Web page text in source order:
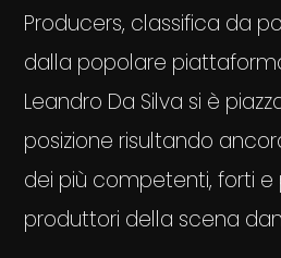
Producers, classifica da
dalla popolare
Leandro Da Silva si è
posizione risultando
dei più competenti, forti e
produttori della scena